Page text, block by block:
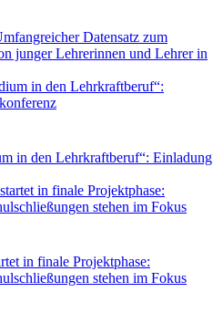
Datensatz zum
junger Lehrerinnen und Lehrer in
in den Lehrkraftberuf“: Einladung
in finale Projektphase:
stehen im Fokus